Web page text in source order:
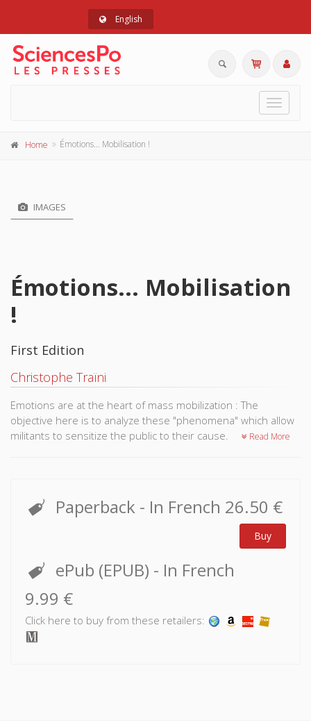
English
Toggle
Home Émotions... Mobilisation !
IMAGES
Émotions... Mobilisation
!
First Edition
Christophe Traïni
Emotions are at the heart of mass mobilization : The
objective here is to analyze these "phenomena" which allow
militants to sensitize the public to their cause.
Read More
Paperback - In French 26.50 €
Buy
ePub (EPUB) - In French
9.99 €
Click here to buy from these retailers: